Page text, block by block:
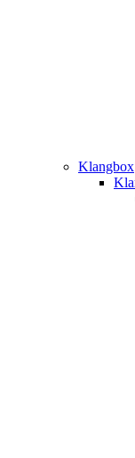
Klangbox